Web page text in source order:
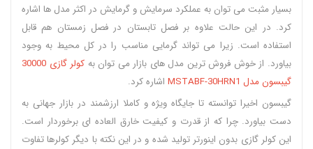
بسیار مثبت می توان به عملکرد سرمایش و گرمایش در اکثر مدل ها اشاره
کرد. در این حالت علاوه بر فصل تابستان در فصل زمستان هم قابل
استفاده است. زیرا می تواند گرمایی مناسب را در کل محیط به وجود
بیاورد. از خوش فروش ترین مدل های بازار می توان به
کولر گازی 30000
گیبسون مدل MSTABF-30HRN1
اشاره کرد.
گیبسون اخیرا توانسته تا جایگاه ویژه و کاملا ارزشمند در بازار جهانی به
دست بیاورد. چرا که از قدرت و کیفیت خارق العاده ای برخوردار است.
این کولر گازی بدون اینورتر تولید شده و در این نکته با دیگر کولرها تفاوت